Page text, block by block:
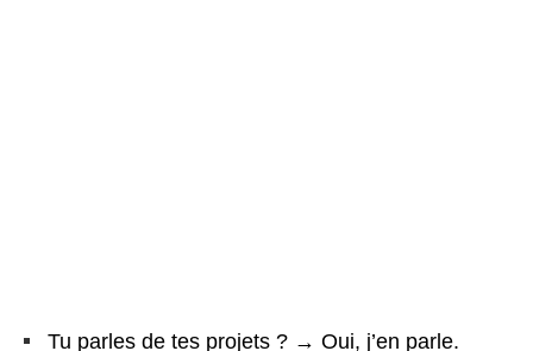
Tu parles de tes projets ? → Oui, j’en parle.